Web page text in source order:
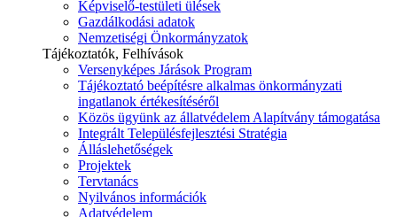
Képviselő-testületi ülések
Gazdálkodási adatok
Nemzetiségi Önkormányzatok
Tájékoztatók, Felhívások
Versenyképes Járások Program
Tájékoztató beépítésre alkalmas önkormányzati
ingatlanok értékesítéséről
Közös ügyünk az állatvédelem Alapítvány támogatása
Integrált Településfejlesztési Stratégia
Álláslehetőségek
Projektek
Tervtanács
Nyilvános információk
Adatvédelem